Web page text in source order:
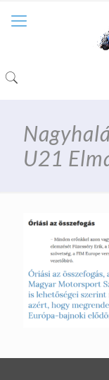
U21